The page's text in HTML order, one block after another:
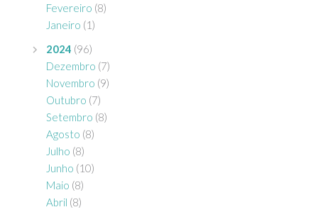
Fevereiro (8)
Janeiro (1)
2024 (96)
Dezembro (7)
Novembro (9)
Outubro (7)
Setembro (8)
Agosto (8)
Julho (8)
Junho (10)
Maio (8)
Abril (8)